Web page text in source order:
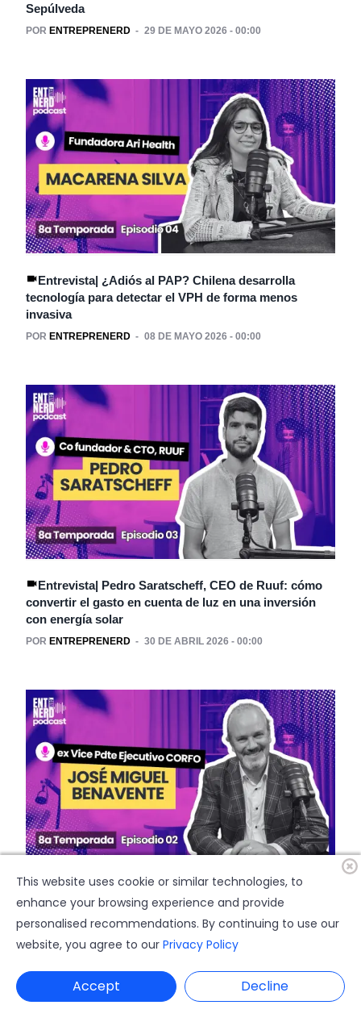
Sepúlveda
POR ENTREPRENERD 29 DE MAYO 2026 - 00:00
Entrevista| ¿Adiós al PAP? Chilena desarrolla
tecnología para detectar el VPH de forma menos
invasiva
POR ENTREPRENERD 08 DE MAYO 2026 - 00:00
Entrevista| Pedro Saratscheff, CEO de Ruuf: cómo
convertir el gasto en cuenta de luz en una inversión
con energía solar
POR ENTREPRENERD 30 DE ABRIL 2026 - 00:00
ENTREVISTA| José Miguel Benavente y su balance
en CORFO: logros, Litio, Finlandia y pendientes
POR ENTREPRENERD 24 DE ABRIL 2026 - 00:00
This website uses cookie or similar technologies, to
enhance your browsing experience and provide
personalised recommendations. By continuing to use our
website, you agree to our Privacy Policy
Accept Decline